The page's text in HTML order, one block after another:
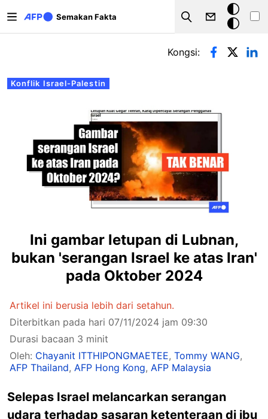
Semakan Fakta
Search
Mod
gelap
Tab-tab utama
Konflik Israel-Palestin
Kongsi:
Ini gambar letupan di Lubnan,
bukan 'serangan Israel ke atas Iran'
pada Oktober 2024
Artikel ini berusia lebih dari setahun.
Diterbitkan pada hari 07/11/2024 jam 09:30
Durasi bacaan 3 minit
Oleh: Chayanit ITTHIPONGMAETEE, Tommy WANG,
AFP Thailand, AFP Hong Kong, AFP Malaysia
Selepas Israel melancarkan serangan
udara terhadap sasaran ketenteraan di ibu